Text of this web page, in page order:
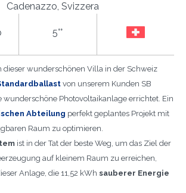
Cadenazzo, Svizzera
5°°
dieser wunderschönen Villa in der Schweiz
von unserem Kunden SB
wunderschöne Photovoltaikanlage errichtet. Ein
Abteilung perfekt geplantes Projekt mit
Raum zu optimieren.
ist in der Tat der beste Weg, um das Ziel der
auf kleinem Raum zu erreichen,
Anlage, die 11,52 kWh sauberer Energie